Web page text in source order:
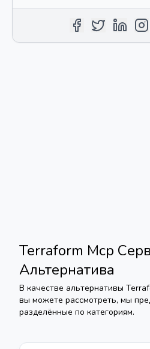
Terraform Mcp
Альтернатива
В качестве альтернативы
вы можете рассмотреть, мы
разделённые по категориям.